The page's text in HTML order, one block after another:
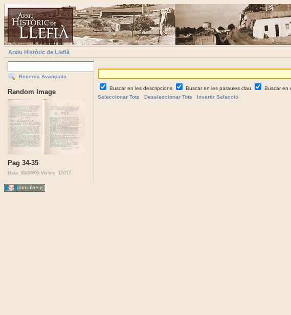
Arxiu Històric de Llefià
Recerca Avançada
Random Image
Pag 34-35
Data: 05/08/05 Visites: 15017
Buscar en les descripcions Buscar en les paraules clau Buscar en
Seleccionar Tots
Deseleccionar Tots Invertir Selecció